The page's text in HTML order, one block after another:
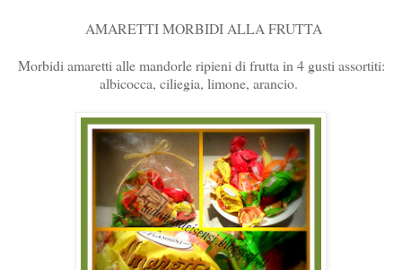
AMARETTI MORBIDI ALLA FRUTTA
Morbidi amaretti alle mandorle ripieni di frutta in 4 gusti assortiti:
albicocca, ciliegia, limone, arancio.